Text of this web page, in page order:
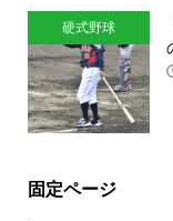
硬式野球
固定ページ